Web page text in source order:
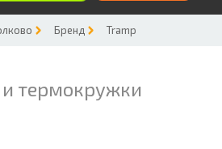
Бренд Tramp
термокружки